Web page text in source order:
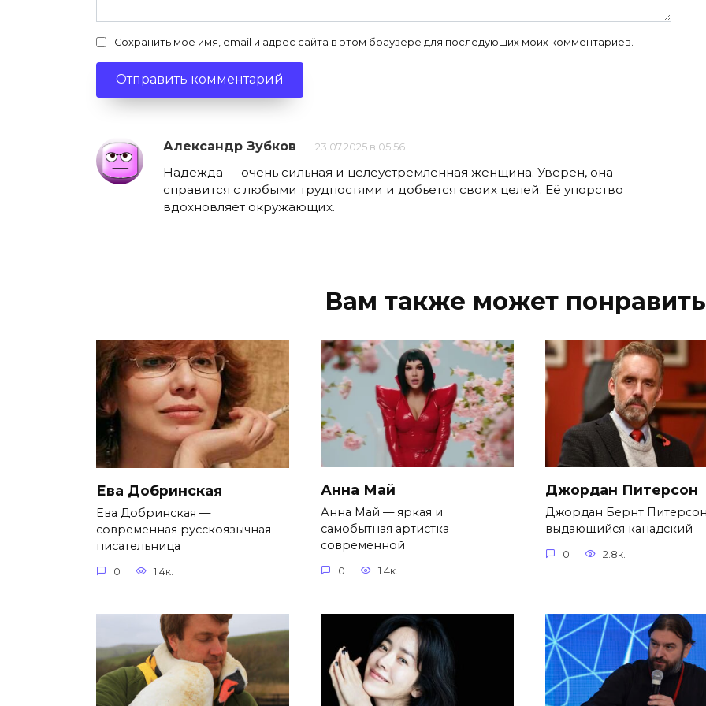
Сохранить моё имя, email и адрес сайта в этом браузере для последующих моих комментариев.
Александр Зубков 23.07.2025 в 05:56
Надежда — очень сильная и целеустремленная женщина. Уверен, она
справится с любыми трудностями и добьется своих целей. Её упорство
вдохновляет окружающих.
Вам также может
Ева Добринская
Ева Добринская —
современная русскоязычная
писательница
0 1.4к.
Анна Май
Анна Май — яркая и
самобытная артистка
современной
0 1.4к.
Джордан Питерсон
Джордан Бернт
выдающийся канадский
0 2.8к.